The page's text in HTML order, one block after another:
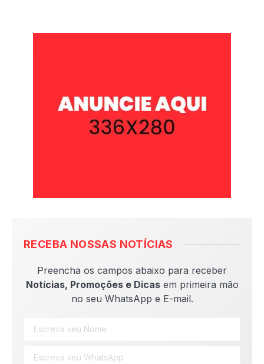
RECEBA NOSSAS NOTÍCIAS
Preencha os campos abaixo para receber
Notícias, Promoções e Dicasem primeira mão
no seu WhatsApp e E-mail.